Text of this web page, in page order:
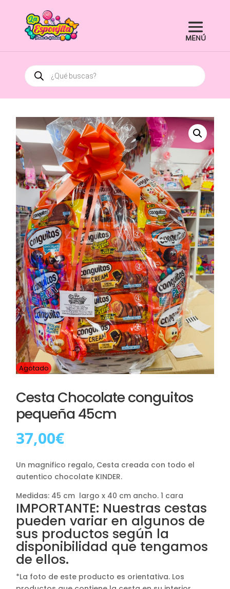
Búsqueda
de
productos
Agotado
Cesta Chocolate conguitos
pequeña 45cm
37,00€
Un magnifico regalo, Cesta creada con todo el
autentico chocolate KINDER.
Medidas: 45 cm largo x 40 cm ancho. 1 cara
IMPORTANTE: Nuestras cestas
pueden variar en algunos de
sus productos según la
disponibilidad que tengamos
de ellos.
*La foto de este producto es orientativa. Los